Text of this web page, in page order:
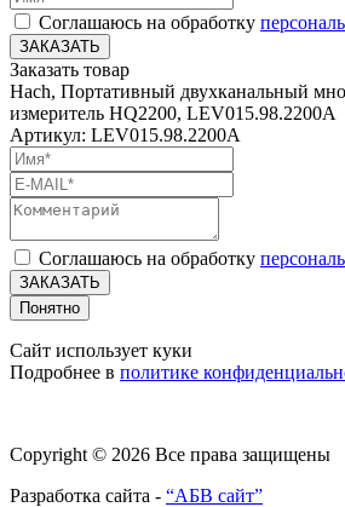
Соглашаюсь на обработку
ЗАКАЗАТЬ
Заказать товар
Hach, Портативный двухканальный
измеритель HQ2200, LEV015.98.2200A
Артикул: LEV015.98.2200A
Соглашаюсь на обработку
ЗАКАЗАТЬ
Понятно
Сайт использует куки
Подробнее в политике
Copyright © 2026 Все права защищены
Разработка сайта - “АБВ сайт”